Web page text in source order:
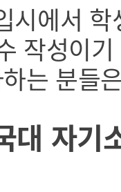
시에서
작성이
는 분들
대 자기